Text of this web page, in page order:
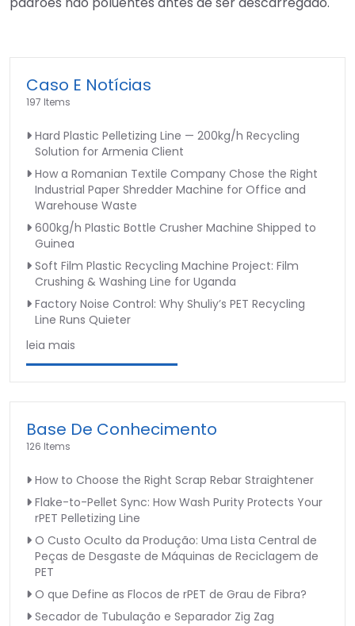
Caso E Notícias
197 Items
Hard Plastic Pelletizing Line — 200kg/h Recycling
Solution for Armenia Client
How a Romanian Textile Company Chose the Right
Industrial Paper Shredder Machine for Office and
Warehouse Waste
600kg/h Plastic Bottle Crusher Machine Shipped to
Guinea
Soft Film Plastic Recycling Machine Project: Film
Crushing & Washing Line for Uganda
Factory Noise Control: Why Shuliy’s PET Recycling
Line Runs Quieter
leia mais
Base De Conhecimento
126 Items
How to Choose the Right Scrap Rebar Straightener
Flake-to-Pellet Sync: How Wash Purity Protects Your
rPET Pelletizing Line
O Custo Oculto da Produção: Uma Lista Central de
Peças de Desgaste de Máquinas de Reciclagem de
PET
O que Define as Flocos de rPET de Grau de Fibra?
Secador de Tubulação e Separador Zig Zag